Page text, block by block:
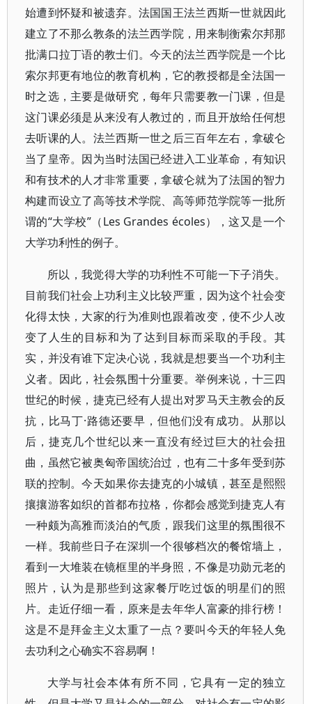
始遭到怀疑和被遗弃。法国国王法兰西斯一世就因此
建立了不那么教条的法兰西学院，用来制衡索尔邦那
批满口拉丁语的教士们。今天的法兰西学院是一个比
索尔邦更有地位的教育机构，它的教授都是全法国一
时之选，主要是做研究，每年只需要教一门课，但是
这门课必须是从来没有人教过的，而且开放给任何想
去听课的人。法兰西斯一世之后三百年左右，拿破仑
当了皇帝。因为当时法国已经进入工业革命，有知识
和有技术的人才非常重要，拿破仑就为了法国的智力
构建而设立了高等技术学院、高等师范学院等一批所
谓的“大学校”（Les Grandes écoles），这又是一个
大学功利性的例子。
所以，我觉得大学的功利性不可能一下子消失。
目前我们社会上功利主义比较严重，因为这个社会变
化得太快，大家的行为准则也跟着改变，使不少人改
变了人生的目标和为了达到目标而采取的手段。其
实，并没有谁下定决心说，我就是想要当一个功利主
义者。因此，社会氛围十分重要。举例来说，十三四
世纪的时候，捷克已经有人提出对罗马天主教会的反
抗，比马丁·路德还要早，但他们没有成功。从那以
后，捷克几个世纪以来一直没有经过巨大的社会扭
曲，虽然它被奥匈帝国统治过，也有二十多年受到苏
联的控制。今天如果你去捷克的小城镇，甚至是熙熙
攘攘游客如织的首都布拉格，你都会感觉到捷克人有
一种颇为高雅而淡泊的气质，跟我们这里的氛围很不
一样。我前些日子在深圳一个很够档次的餐馆墙上，
看到一大堆装在镜框里的半身照，不像是功勋元老的
照片，认为是那些到这家餐厅吃过饭的明星们的照
片。走近仔细一看，原来是去年华人富豪的排行榜！
这是不是拜金主义太重了一点？要叫今天的年轻人免
去功利之心确实不容易啊！
大学与社会本体有所不同，它具有一定的独立